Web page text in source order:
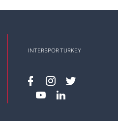
INTERSPOR TURKEY
Facebook
instagram
twitter